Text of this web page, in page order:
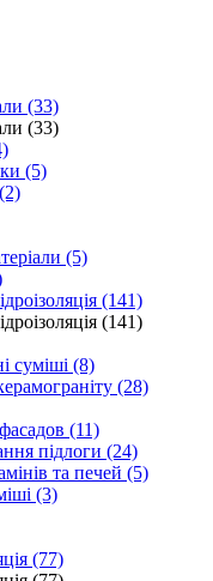
(33)
(33)
(5)
(5)
(141)
(141)
суміші (8)
(28)
(11)
підлоги (24)
та печей (5)
(3)
(77)